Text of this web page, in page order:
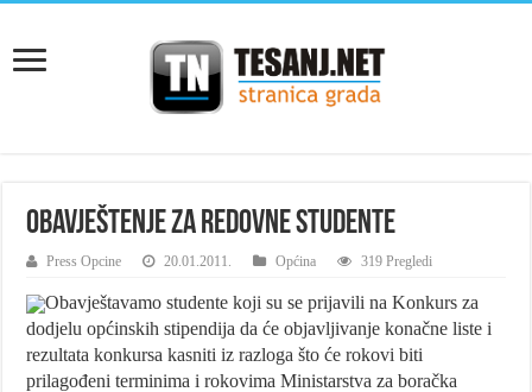
Obavještenje za redovne studente
Press Opcine 20.01.2011. Općina 319 Pregledi
Obavještavamo studente koji su se prijavili na Konkurs za
dodjelu općinskih stipendija da će objavljivanje konačne liste i
rezultata konkursa kasniti iz razloga što će rokovi biti
prilagođeni terminima i rokovima Ministarstva za boračka